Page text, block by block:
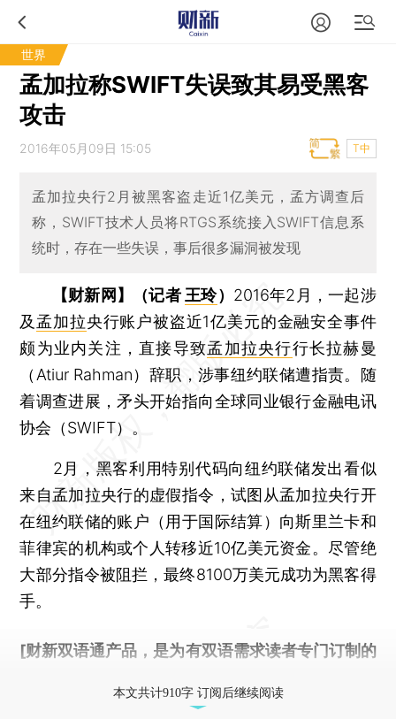
世界
孟加拉称SWIFT失误致其易受黑客
攻击
2016年05月09日 15:05 T中
孟加拉央行2月被黑客盗走近1亿美元，孟方调查后
称，SWIFT技术人员将RTGS系统接入SWIFT信息系
统时，存在一些失误，事后很多漏洞被发现
【财新网】（记者 王玲） 2016年2月，一起涉
及 孟加拉央行账户被盗近1亿美元的金融安全事件
颇为业内关注，直接导致孟加拉央行行长拉赫曼
（Atiur Rahman）辞职，涉事纽约联储遭指责。随
着调查进展，矛头开始指向全球同业银行金融电讯
协会（SWIFT）。
2月，黑客利用特别代码向纽约联储发出看似
来自孟加拉央行的虚假指令，试图从孟加拉央行开
在纽约联储的账户（用于国际结算）向斯里兰卡和
菲律宾的机构或个人转移近10亿美元资金。尽管绝
大部分指令被阻拦，最终8100万美元成功为黑客得
手。
[财新双语通产品，是为有双语需求读者专门订制的
本文共计910字 订阅后继续阅读